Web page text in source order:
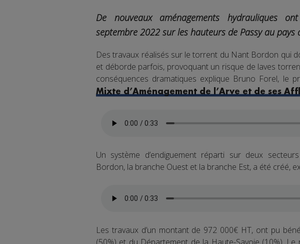
De nouveaux aménagements hydrauliques
septembre 2022 sur les hauteurs de Passy au pays
Des travaux réalisés sur le torrent du Nant Bordon qui
et déborde parfois, provoquant un risque de laves
conséquences dramatiques explique Bruno Forel, le
Mixte d’Aménagement de l’Arve et de ses
Un système d’endiguement réparti sur deux
Bordon, la branche Ouest et la branche Est, a été créé,
Les travaux d’un montant de 972 000€ HT, ont pu